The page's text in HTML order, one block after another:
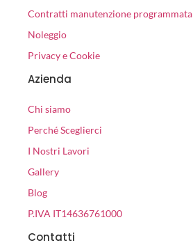
Contratti manutenzione programmata
Noleggio
Privacy e Cookie
Azienda
Chi siamo
Perché Sceglierci
I Nostri Lavori
Gallery
Blog
P.IVA IT14636761000
Contatti